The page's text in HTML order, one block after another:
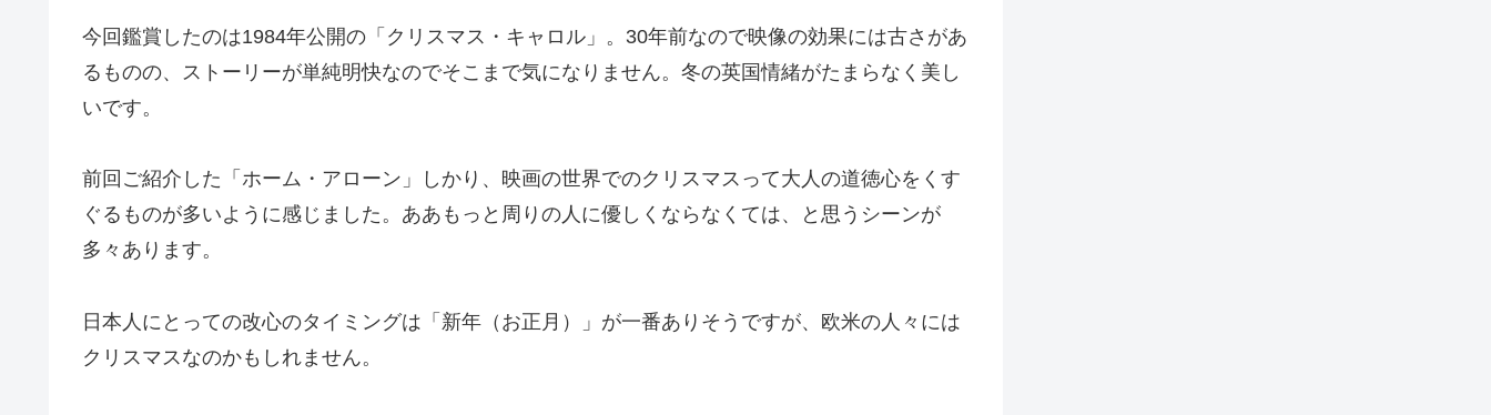
今回鑑賞したのは1984年公開の「クリスマス・キャロル」。30年前なので映像の効果には古さがあ
るものの、ストーリーが単純明快なのでそこまで気になりません。冬の英国情緒がたまらなく美し
いです。
前回ご紹介した「ホーム・アローン」しかり、映画の世界でのクリスマスって大人の道徳心をくす
ぐるものが多いように感じました。ああもっと周りの人に優しくならなくては、と思うシーンが
多々あります。
日本人にとっての改心のタイミングは「新年（お正月）」が一番ありそうですが、欧米の人々には
クリスマスなのかもしれません。